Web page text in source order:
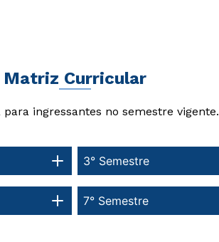
Matriz Curricular
ingressantes no semestre vigente.
7° Semestre
3° Semestre